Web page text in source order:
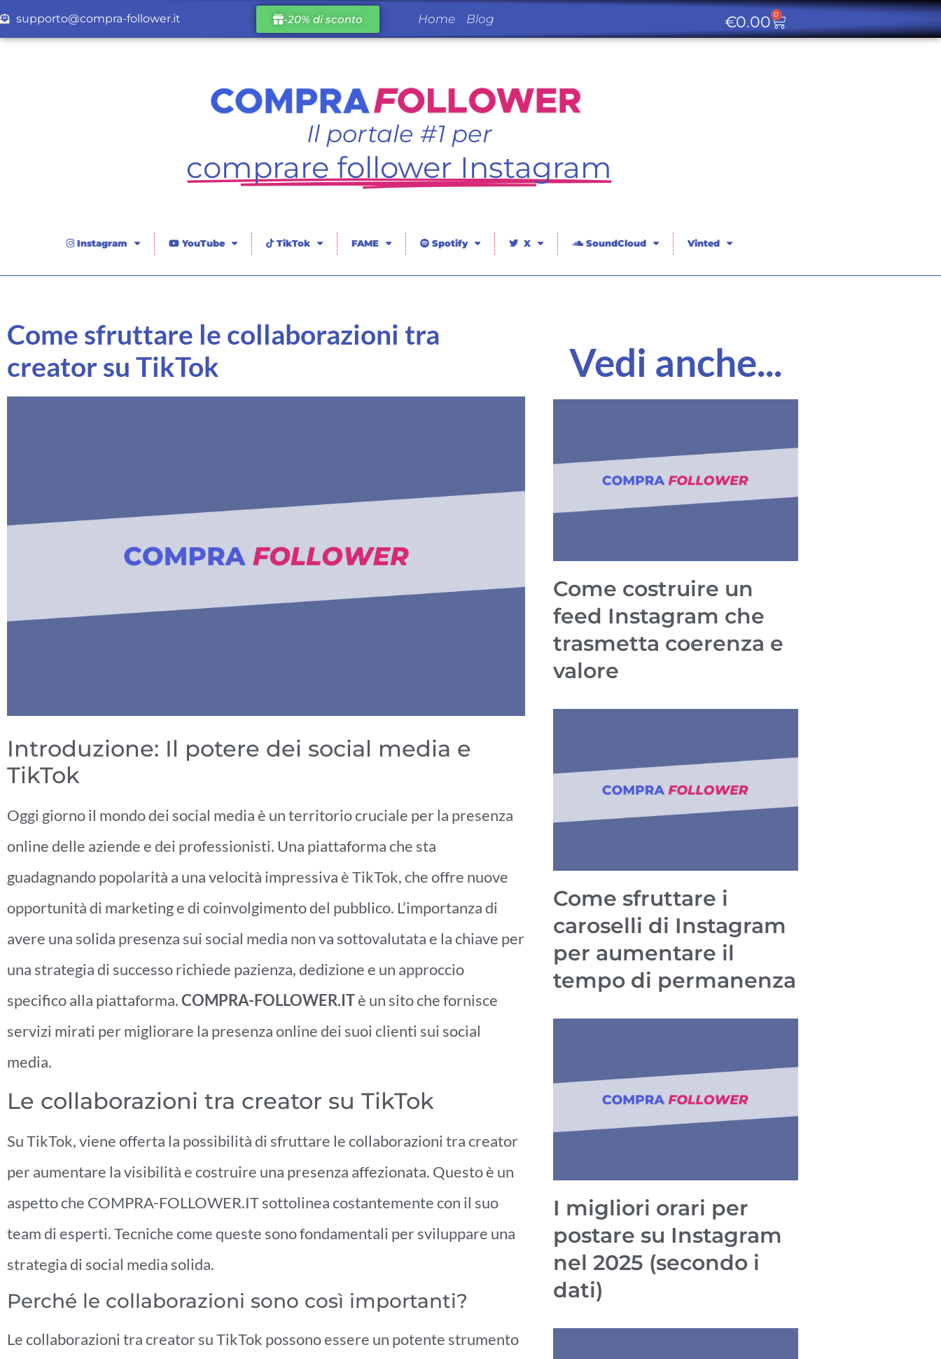
supporto@compra-follower.it -20% di sconto Home Blog €0.00 0
Il portale #1 per
comprare follower Instagram
Instagram YouTube TikTok FAME Spotify X SoundCloud Vinted
Come sfruttare le collaborazioni tra
creator su TikTok
Introduzione: Il potere dei social media e
TikTok
Oggi giorno il mondo dei social media è un territorio cruciale per la presenza
online delle aziende e dei professionisti. Una piattaforma che sta
guadagnando popolarità a una velocità impressiva è TikTok, che offre nuove
opportunità di marketing e di coinvolgimento del pubblico. L’importanza di
avere una solida presenza sui social media non va sottovalutata e la chiave per
una strategia di successo richiede pazienza, dedizione e un approccio
specifico alla piattaforma.COMPRA-FOLLOWER.ITè un sito che fornisce
servizi mirati per migliorare la presenza online dei suoi clienti sui social
media.
Le collaborazioni tra creator su TikTok
Su TikTok, viene offerta la possibilità di sfruttare le collaborazioni tra creator
per aumentare la visibilità e costruire una presenza affezionata. Questo è un
aspetto che COMPRA-FOLLOWER.IT sottolinea costantemente con il suo
team di esperti. Tecniche come queste sono fondamentali per sviluppare una
strategia di social media solida.
Perché le collaborazioni sono così importanti?
Le collaborazioni tra creator su TikTok possono essere un potente strumento
Vedi anche...
Come costruire un
feed Instagram che
trasmetta coerenza e
valore
Come sfruttare i
caroselli di Instagram
per aumentare il
tempo di permanenza
I migliori orari per
postare su Instagram
nel 2025 (secondo i
dati)